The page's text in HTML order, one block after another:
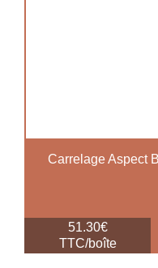
Carrelage Aspect
51.30€
TTC/boîte